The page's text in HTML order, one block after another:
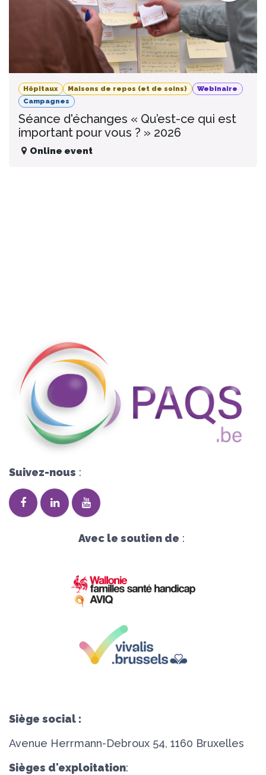
Hôpitaux Maisons de repos (et de soins)
Webinaire
Campagnes
Séance d'échanges « Qu’est-ce qui est
important pour vous ? » 2026
Online event
Suivez-nous :
Avec le soutien de :
Siège social :
Avenue Herrmann-Debroux 54, 1160 Bruxelles
Sièges d'exploitation: